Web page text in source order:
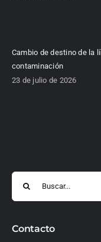
Cambio de destino de la
contaminación
23 de julio de 2026
Buscar:
Contacto